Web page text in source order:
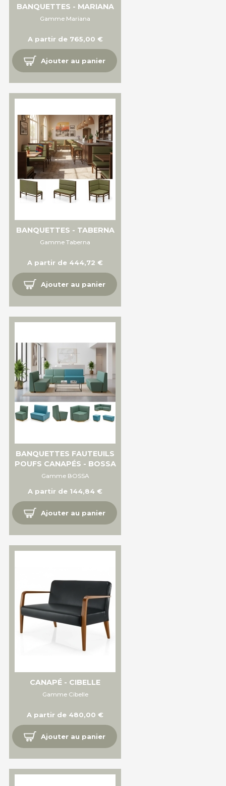
BANQUETTES - MARIANA
Gamme Mariana
A partir de 765,00 €
Ajouter au panier
BANQUETTES - TABERNA
Gamme Taberna
A partir de 444,72 €
Ajouter au panier
BANQUETTES FAUTEUILS
POUFS CANAPÉS - BOSSA
Gamme BOSSA
A partir de 144,84 €
Ajouter au panier
CANAPÉ - CIBELLE
Gamme Cibelle
A partir de 480,00 €
Ajouter au panier